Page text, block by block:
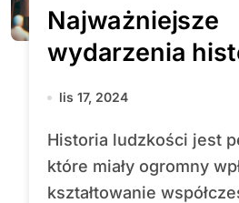
Najważniejsze
wydarzenia
które zmieniły
lis 17, 2024
Historia ludzkości jest pełna wydarzeń,
które miały ogromny
kształtowanie